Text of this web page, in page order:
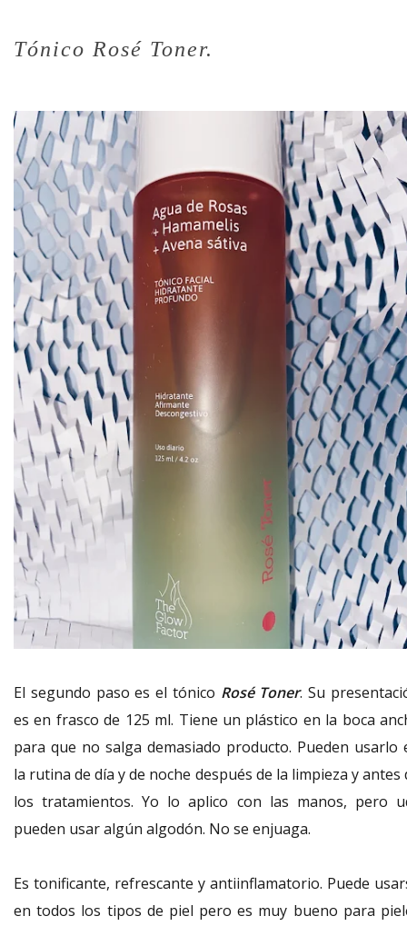
Tónico Rosé Toner.
El segundo paso es el tónico Rosé Toner. Su
es en frasco de 125 ml. Tiene un plástico en la boca
para que no salga demasiado producto. Pueden usarlo
la rutina de día y de noche después de la limpieza y antes
los tratamientos. Yo lo aplico con las manos, pero
pueden usar algún algodón. No se enjuaga.
Es tonificante, refrescante y antiinflamatorio. Puede
en todos los tipos de piel pero es muy bueno para